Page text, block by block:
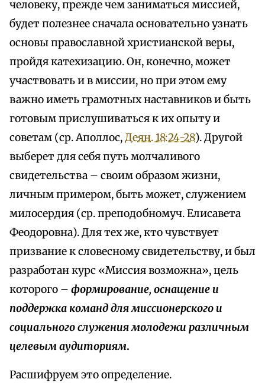
человеку, прежде чем заниматься миссией,
будет полезнее сначала основательно узнать
основы православной христианской веры,
пройдя катехизацию. Он, конечно, может
участвовать и в миссии, но при этом ему
важно иметь грамотных наставников и быть
готовым прислушиваться к их опыту и
советам (ср. Аполлос,Деян. 18:24-28). Другой
выберет для себя путь молчаливого
свидетельства – своим образом жизни,
личным примером, быть может, служением
милосердия (ср. преподобномуч. Елисавета
Феодоровна). Для тех же, кто чувствует
призвание к словесному свидетельству, и был
разработан курс «Миссия возможна», цель
которого – формирование, оснащение и
поддержка команд для миссионерского и
социального служения молодежи различным
целевым аудиториям.
Расшифруем это определение.